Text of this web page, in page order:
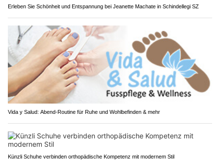
Erleben Sie Schönheit und Entspannung bei Jeanette Machate in Schindellegi SZ
Vida y Salud: Abend-Routine für Ruhe und Wohlbefinden & mehr
Künzli Schuhe verbinden orthopädische Kompetenz mit modernem Stil